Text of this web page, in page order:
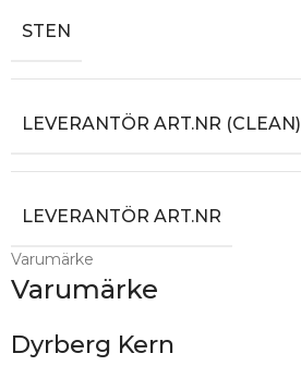
STEN
LEVERANTÖR ART.NR (CLEAN)
LEVERANTÖR ART.NR
Varumärke
Varumärke
Dyrberg Kern